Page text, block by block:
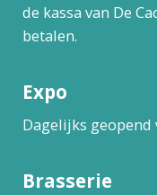
de kassa van De
betalen.
Expo
Dagelijks geopend
Brasserie